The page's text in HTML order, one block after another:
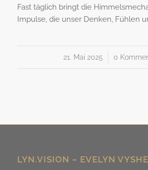
Fast täglich bringt die
Impulse, die unser Denken, Fühlen
21. Mai 2025
/ 0
LYN.VISION – EVELYN